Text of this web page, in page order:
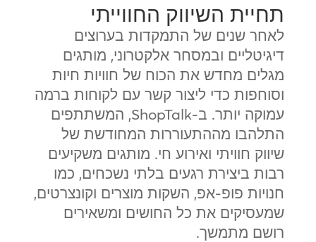
תחיית השיווק החווייתי
לאחר שנים של התמקדות בערוצים
דיגיטליים ובמסחר אלקטרוני, מותגים
מגלים מחדש את הכוח של חוויות חיות
וסוחפות כדי ליצור קשר עם לקוחות ברמה
עמוקה יותר. ב-ShopTalk, המשתתפים
התלהבו מההתעוררות המחודשת של
שיווק חוויתי ואירוע חי. מותגים משקיעים
רבות ביצירת רגעים בלתי נשכחים, כמו
חנויות פופ-אפ, השקות מוצרים וקונצרטים,
שמעסיקים את כל החושים ומשאירים
רושם מתמשך.